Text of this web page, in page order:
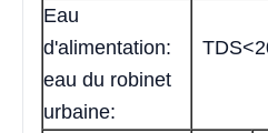
Eau
d'alimentation:
eau du robinet
urbaine: